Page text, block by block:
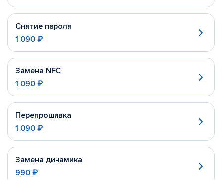
Снятие пароля
1 090 ₽
Замена NFC
1 090 ₽
Перепрошивка
1 090 ₽
Замена динамика
990 ₽